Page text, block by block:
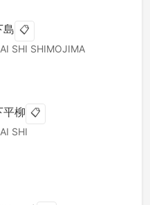
島 📋
SHI SHIMOJIMA
平柳 📋
SHI